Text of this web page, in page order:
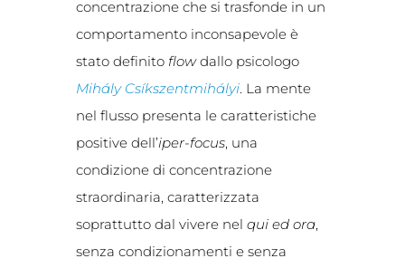
concentrazione che si trasfonde in un
comportamento inconsapevole è
stato definito flowdallo psicologo
Mihály Csíkszentmihályi. La mente
nel flusso presenta le caratteristiche
positive dell’iper-focus, una
condizione di concentrazione
straordinaria, caratterizzata
soprattutto dal vivere nel qui ed ora,
senza condizionamenti e senza